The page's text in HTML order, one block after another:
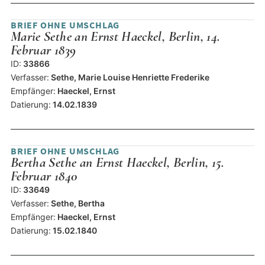
BRIEF OHNE UMSCHLAG
Marie Sethe an Ernst Haeckel, Berlin, 14.
Februar 1839
ID: 33866
Verfasser: Sethe, Marie Louise Henriette Frederike
Empfänger: Haeckel, Ernst
Datierung: 14.02.1839
BRIEF OHNE UMSCHLAG
Bertha Sethe an Ernst Haeckel, Berlin, 15.
Februar 1840
ID: 33649
Verfasser: Sethe, Bertha
Empfänger: Haeckel, Ernst
Datierung: 15.02.1840